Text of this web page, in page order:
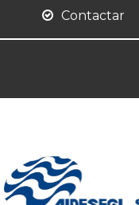
Contactar